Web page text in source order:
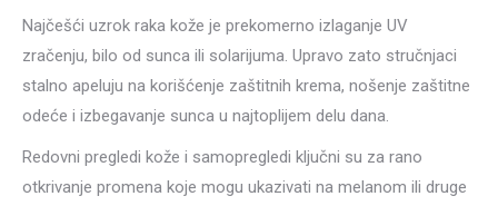
Najčešći uzrok raka kože je prekomerno izlaganje UV
zračenju, bilo od sunca ili solarijuma. Upravo zato stručnjaci
stalno apeluju na korišćenje zaštitnih krema, nošenje zaštitne
odeće i izbegavanje sunca u najtoplijem delu dana.
Redovni pregledi kože i samopregledi ključni su za rano
otkrivanje promena koje mogu ukazivati na melanom ili druge